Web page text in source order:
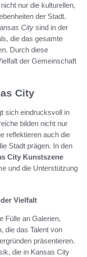
nur die kulturellen,
der Stadt.
City sind in der
die das gesamte
Durch diese
der Gemeinschaft
City
sich eindrucksvoll in
bilden nicht nur
reflektieren auch die
Stadt prägen. In den
City Kunstszene
und die Unterstützung
Vielfalt
Fülle an Galerien,
die das Talent von
präsentieren.
die in Kansas City